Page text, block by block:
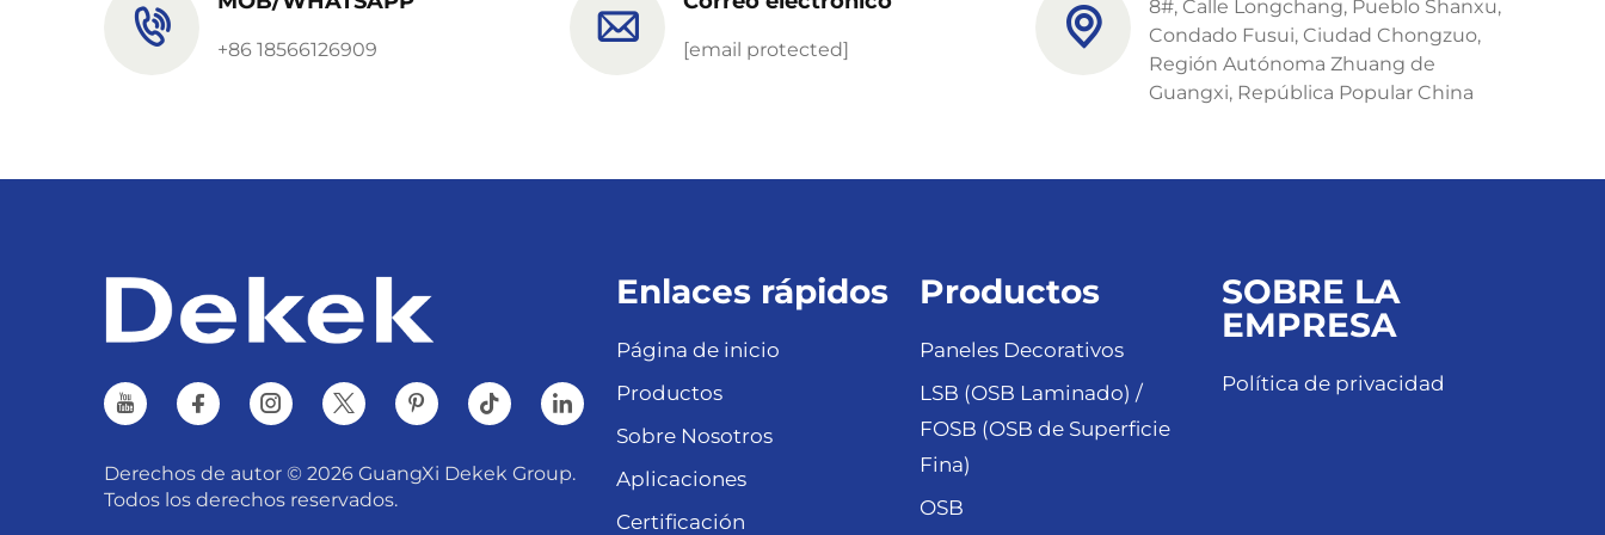
+86 18566126909 [email protected]
8#, Calle Longchang, Pueblo Shanxu,
Condado Fusui, Ciudad Chongzuo,
Región Autónoma Zhuang de
Guangxi, República Popular China
Derechos de autor © 2026 GuangXi Dekek Group.
Todos los derechos reservados.
Enlaces rápidos
Página de inicio
Productos
Sobre Nosotros
Aplicaciones
Certificación
Productos
Paneles Decorativos
LSB (OSB Laminado) /
FOSB (OSB de Superficie
Fina)
OSB
SOBRE LA
EMPRESA
Política de privacidad